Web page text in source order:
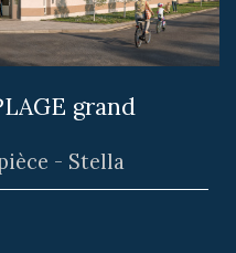
grand
- Stella